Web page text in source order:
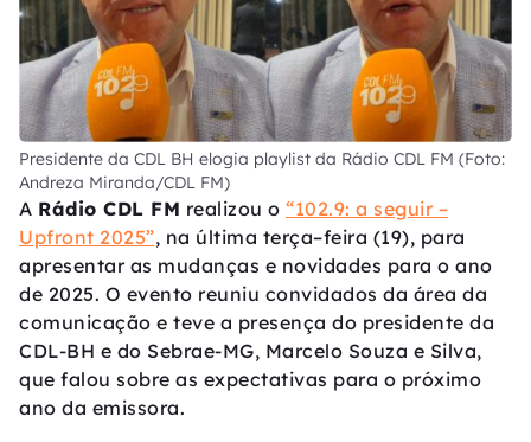
Presidente da CDL BH elogia playlist da Rádio CDL FM (Foto:
Andreza Miranda/CDL FM)
A Rádio CDL FM realizou o “102.9: a seguir –
Upfront 2025”, na última terça–feira (19), para
apresentar as mudanças e novidades para o ano
de 2025. O evento reuniu convidados da área da
comunicação e teve a presença do presidente da
CDL-BH e do Sebrae-MG, Marcelo Souza e Silva,
que falou sobre as expectativas para o próximo
ano da emissora.